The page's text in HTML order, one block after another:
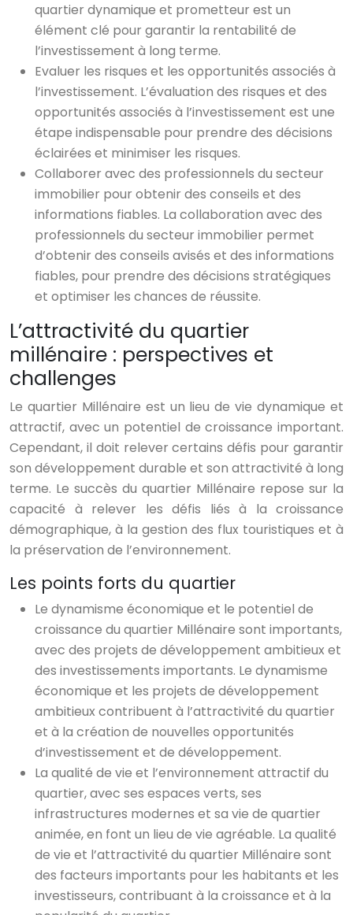
quartier dynamique et prometteur est un
élément clé pour garantir la rentabilité de
l’investissement à long terme.
Evaluer les risques et les opportunités associés à
l’investissement. L’évaluation des risques et des
opportunités associés à l’investissement est une
étape indispensable pour prendre des décisions
éclairées et minimiser les risques.
Collaborer avec des professionnels du secteur
immobilier pour obtenir des conseils et des
informations fiables. La collaboration avec des
professionnels du secteur immobilier permet
d’obtenir des conseils avisés et des informations
fiables, pour prendre des décisions stratégiques
et optimiser les chances de réussite.
L’attractivité du quartier
millénaire : perspectives et
challenges
Le quartier Millénaire est un lieu de vie dynamique et
attractif, avec un potentiel de croissance important.
Cependant, il doit relever certains défis pour garantir
son développement durable et son attractivité à long
terme. Le succès du quartier Millénaire repose sur la
capacité à relever les défis liés à la croissance
démographique, à la gestion des flux touristiques et à
la préservation de l’environnement.
Les points forts du quartier
Le dynamisme économique et le potentiel de
croissance du quartier Millénaire sont importants,
avec des projets de développement ambitieux et
des investissements importants. Le dynamisme
économique et les projets de développement
ambitieux contribuent à l’attractivité du quartier
et à la création de nouvelles opportunités
d’investissement et de développement.
La qualité de vie et l’environnement attractif du
quartier, avec ses espaces verts, ses
infrastructures modernes et sa vie de quartier
animée, en font un lieu de vie agréable. La qualité
de vie et l’attractivité du quartier Millénaire sont
des facteurs importants pour les habitants et les
investisseurs, contribuant à la croissance et à la